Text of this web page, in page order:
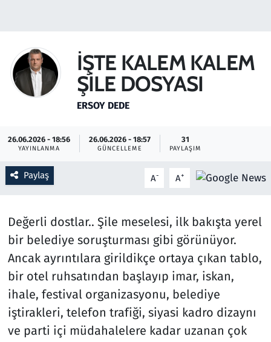
İŞTE KALEM KALEM
ŞİLE DOSYASI
ERSOY DEDE
26.06.2026 - 18:56
YAYINLANMA
26.06.2026 - 18:57
GÜNCELLEME
31
PAYLAŞIM
Paylaş A- A+
Değerli dostlar.. Şile meselesi, ilk bakışta yerel
bir belediye soruşturması gibi görünüyor.
Ancak ayrıntılara girildikçe ortaya çıkan tablo,
bir otel ruhsatından başlayıp imar, iskan,
ihale, festival organizasyonu, belediye
iştirakleri, telefon trafiği, siyasi kadro dizaynı
ve parti içi müdahalelere kadar uzanan çok
Haber
Kültür Sanat
Lezzet Durağı
Memur ve Kamu
Oyun
Ramazan
Resmi İlanlar
Rüya Tabirleri